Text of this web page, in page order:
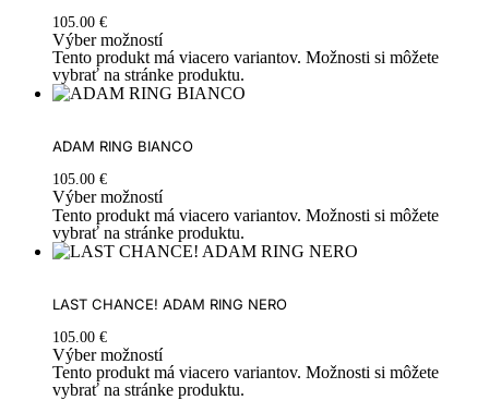
105.00 €
Výber možností
Tento produkt má viacero variantov. Možnosti si môžete
vybrať na stránke produktu.
ADAM RING BIANCO
105.00 €
Výber možností
Tento produkt má viacero variantov. Možnosti si môžete
vybrať na stránke produktu.
LAST CHANCE! ADAM RING NERO
105.00 €
Výber možností
Tento produkt má viacero variantov. Možnosti si môžete
vybrať na stránke produktu.